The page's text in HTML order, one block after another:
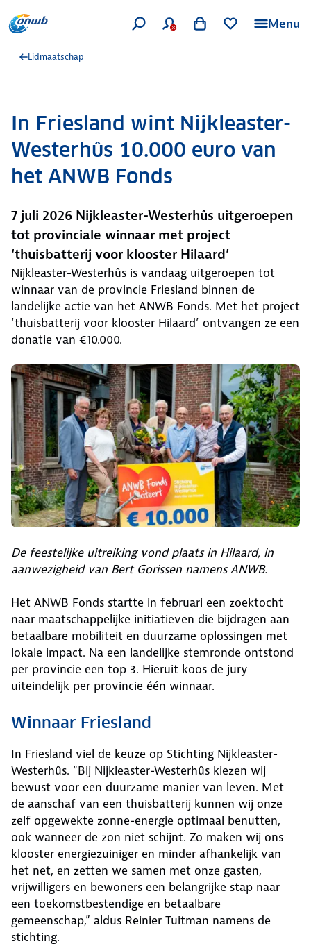
Menu
Lidmaatschap
In Friesland wint Nijkleaster-
Westerhûs 10.000 euro van
het ANWB Fonds
7 juli 2026 Nijkleaster-Westerhûs uitgeroepen
tot provinciale winnaar met project
‘thuisbatterij voor klooster Hilaard’
Nijkleaster-Westerhûs is vandaag uitgeroepen tot
winnaar van de provincie Friesland binnen de
landelijke actie van het ANWB Fonds. Met het project
‘thuisbatterij voor klooster Hilaard’ ontvangen ze een
donatie van €10.000.
De feestelijke uitreiking vond plaats in Hilaard, in
aanwezigheid van Bert Gorissen namens ANWB.
Het ANWB Fonds startte in februari een zoektocht
naar maatschappelijke initiatieven die bijdragen aan
betaalbare mobiliteit en duurzame oplossingen met
lokale impact. Na een landelijke stemronde ontstond
per provincie een top 3. Hieruit koos de jury
uiteindelijk per provincie één winnaar.
Winnaar Friesland
In Friesland viel de keuze op Stichting Nijkleaster-
Westerhûs. “Bij Nijkleaster-Westerhûs kiezen wij
bewust voor een duurzame manier van leven. Met
de aanschaf van een thuisbatterij kunnen wij onze
zelf opgewekte zonne-energie optimaal benutten,
ook wanneer de zon niet schijnt. Zo maken wij ons
klooster energiezuiniger en minder afhankelijk van
het net, en zetten we samen met onze gasten,
vrijwilligers en bewoners een belangrijke stap naar
een toekomstbestendige en betaalbare
gemeenschap,” aldus Reinier Tuitman namens de
stichting.